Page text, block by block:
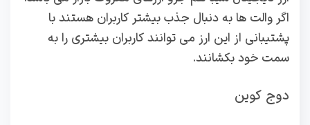
اگر والت ها به دنبال جذب بیشتر کاربران هستند با
پشتیبانی از این ارز می توانند کاربران بیشتری را به
سمت خود بکشانند.
دوج کوین